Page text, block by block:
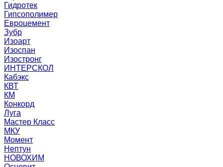
Гидротек
Гипсополимер
Евроцемент
Зубр
Изоарт
Изоспан
Изостронг
ИНТЕРСКОЛ
Кабэкс
КВТ
КМ
Конкорд
Луга
Мастер Класс
МКУ
Момент
Нептун
НОВОХИМ